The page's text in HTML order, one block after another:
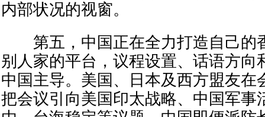
内部状况的视窗。
第五，中国正在全力打造自己的
别人家的平台，议程设置、话语方向
中国主导。美国、日本及西方盟友在
把会议引向美国印太战略、中国军事